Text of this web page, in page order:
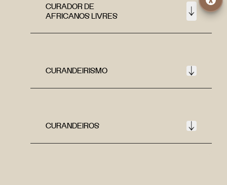
CURADOR DE
AFRICANOS LIVRES
CURANDEIRISMO
CURANDEIROS